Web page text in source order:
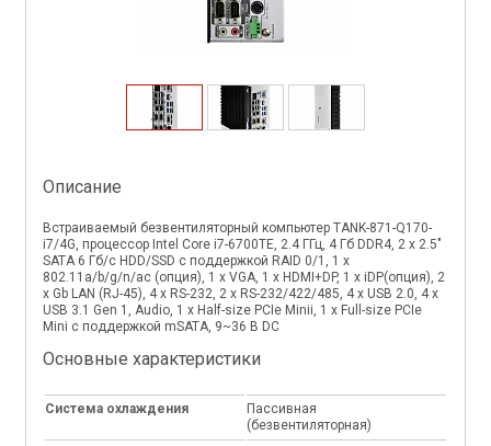
Описание
Встраиваемый безвентиляторный компьютер TANK-871-Q170-
i7/4G, процессор Intel Core i7-6700TE, 2.4 ГГц, 4 Гб DDR4, 2 x 2.5"
SATA 6 Гб/с HDD/SSD с поддержкой RAID 0/1, 1 x
802.11a/b/g/n/ac (oпция), 1 x VGA, 1 x HDMI+DP, 1 x iDP(опция), 2
x Gb LAN (RJ-45), 4 x RS-232, 2 x RS-232/422/485, 4 x USB 2.0, 4 х
USB 3.1 Gen 1, Audio, 1 x Half-size PCIe Minii, 1 x Full-size PCIe
Mini с поддержкой mSATA, 9~36 В DC
Основные характеристики
Система охлаждения
Пассивная
(безвентиляторная)